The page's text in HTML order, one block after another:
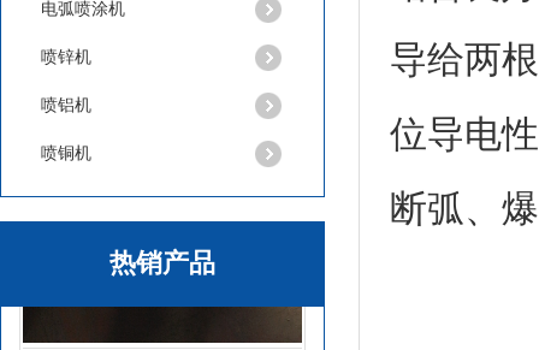
电弧喷涂机
喷锌机
喷铝机
喷铜机
热销产品
导给两
位导电
断弧、